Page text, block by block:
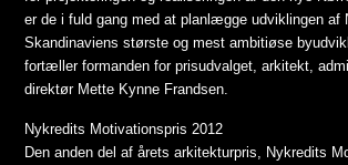
er de i fuld gang med at planlægge udviklingen af
Skandinaviens største og mest ambitiøse
fortæller formanden for prisudvalget, arkitekt,
direktør Mette Kynne Frandsen.
Nykredits Motivationspris 2012
Den anden del af årets arkitekturpris, Nykredits